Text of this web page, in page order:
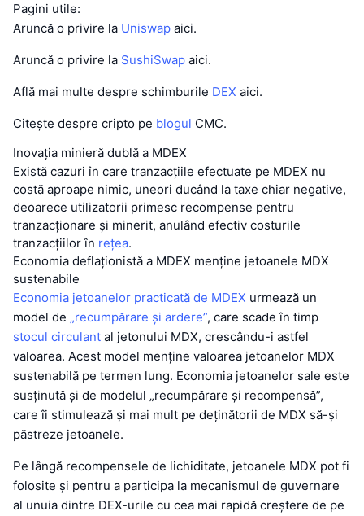
Pagini utile:
Aruncă o privire la Uniswap aici.
Aruncă o privire la SushiSwap aici.
Află mai multe despre schimburile DEX aici.
Citește despre cripto pe blogul CMC.
Inovația minieră dublă a MDEX
Există cazuri în care tranzacțiile efectuate pe MDEX nu
costă aproape nimic, uneori ducând la taxe chiar negative,
deoarece utilizatorii primesc recompense pentru
tranzacționare și minerit, anulând efectiv costurile
tranzacțiilor în rețea.
Economia deflaționistă a MDEX menține jetoanele MDX
sustenabile
Economia jetoanelor practicată de MDEX urmează un
model de „recumpărare și ardere”, care scade în timp
stocul circulant al jetonului MDX, crescându-i astfel
valoarea. Acest model menține valoarea jetoanelor MDX
sustenabilă pe termen lung. Economia jetoanelor sale este
susținută și de modelul „recumpărare și recompensă”,
care îi stimulează și mai mult pe deținătorii de MDX să-și
păstreze jetoanele.
Pe lângă recompensele de lichiditate, jetoanele MDX pot fi
folosite și pentru a participa la mecanismul de guvernare
al unuia dintre DEX-urile cu cea mai rapidă creștere de pe